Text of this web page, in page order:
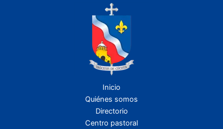
Inicio
Quiénes somos
Directorio
Centro pastoral